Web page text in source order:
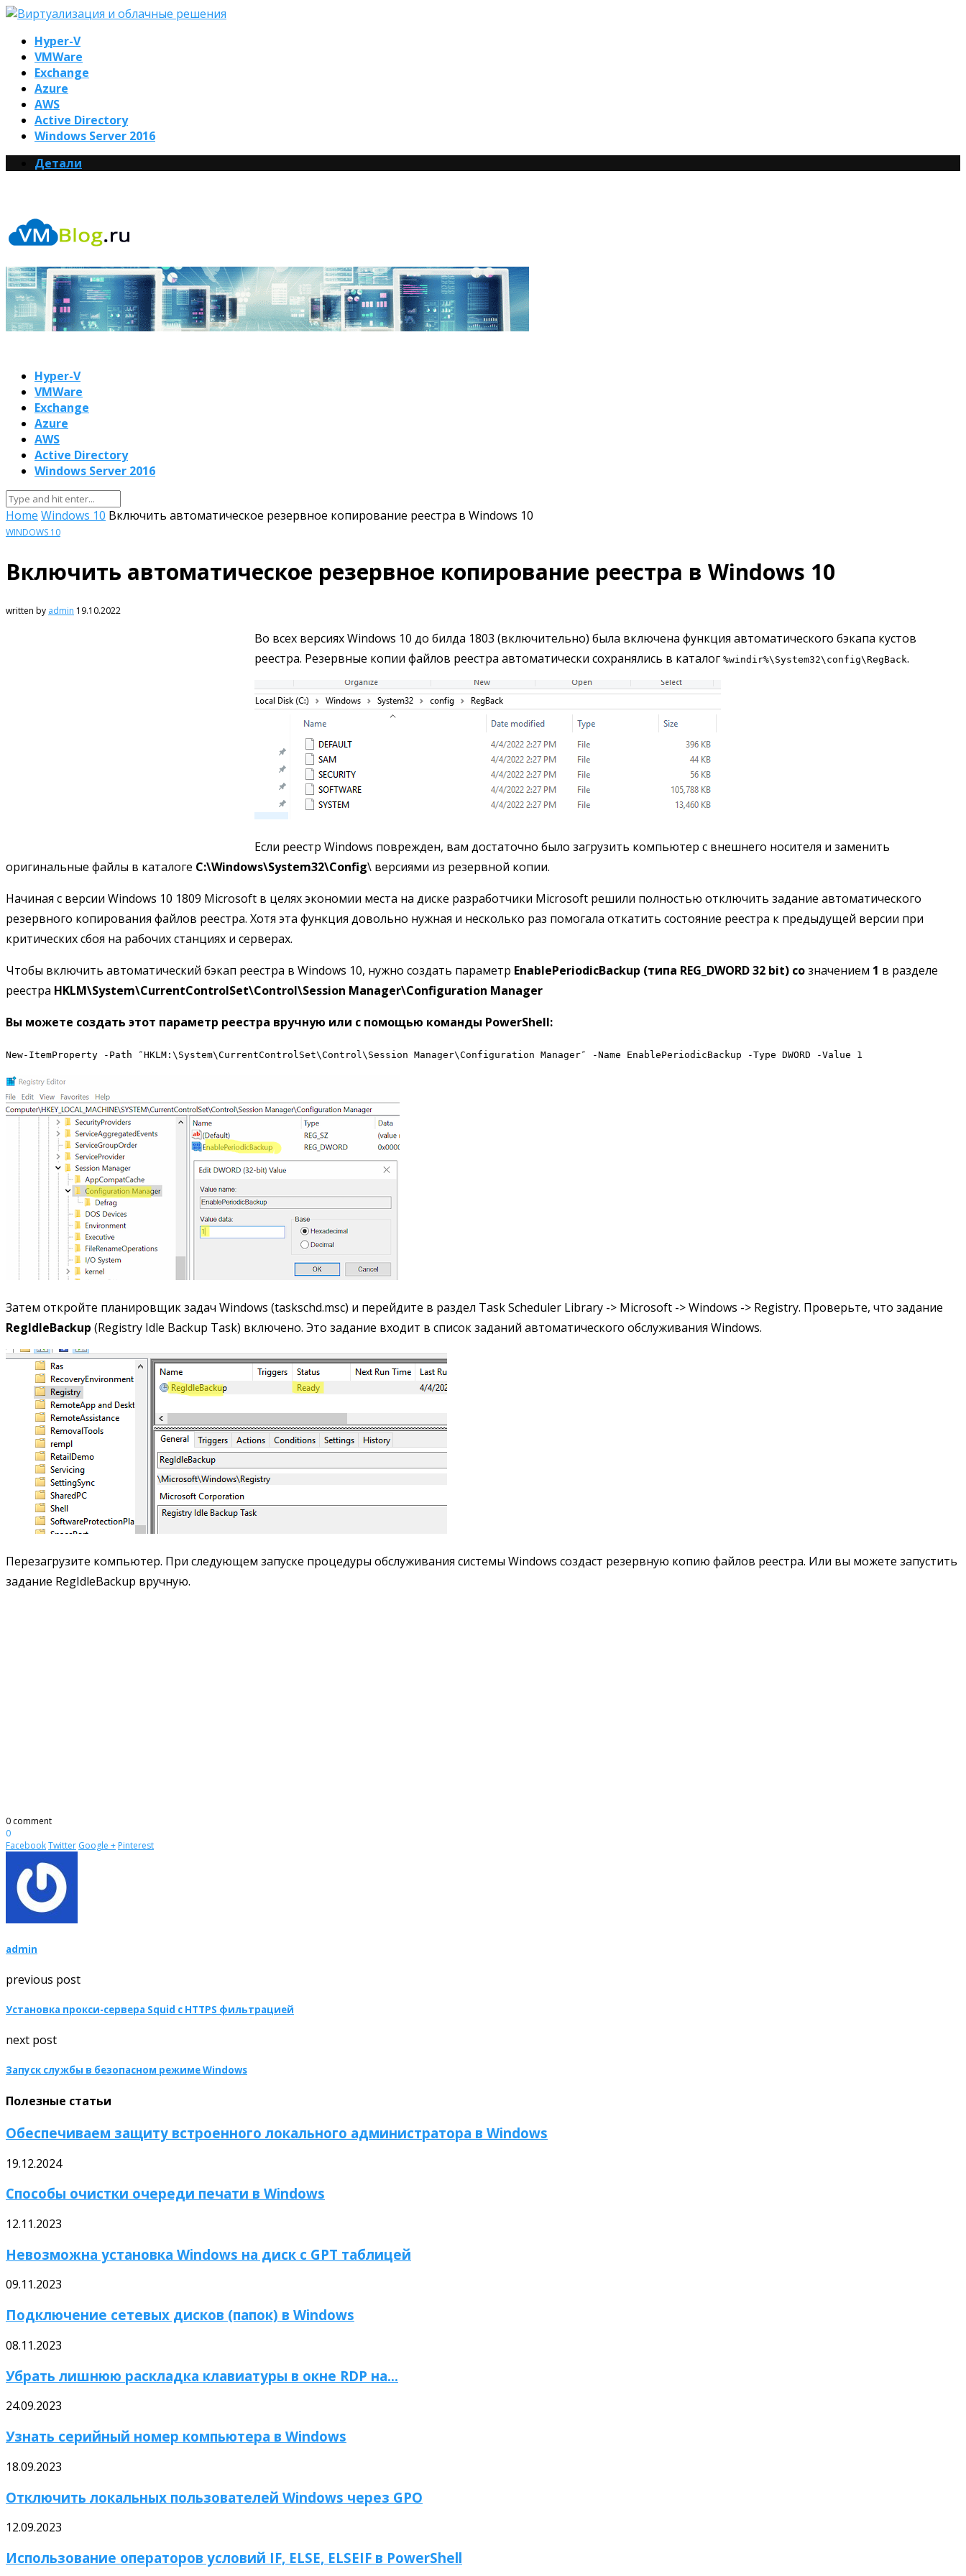
Hyper-V
VMWare
Exchange
Azure
AWS
Active Directory
Windows Server 2016
Детали
Hyper-V
VMWare
Exchange
Azure
AWS
Active Directory
Windows Server 2016
Home Windows 10 Включить автоматическое резервное копирование реестра в Windows 10
WINDOWS 10
Включить автоматическое резервное копирование реестра в Windows 10
written by admin 19.10.2022
Во всех версиях Windows 10 до билда 1803 (включительно) была включена функция автоматического бэкапа кустов
реестра. Резервные копии файлов реестра автоматически сохранялись в каталог %windir%\System32\config\RegBack.
Если реестр Windows поврежден, вам достаточно было загрузить компьютер с внешнего носителя и заменить
оригинальные файлы в каталоге C:\Windows\System32\Config\ версиями из резервной копии.
Начиная с версии Windows 10 1809 Microsoft в целях экономии места на диске разработчики Microsoft решили полностью отключить задание автоматического
резервного копирования файлов реестра. Хотя эта функция довольно нужная и несколько раз помогала откатить состояние реестра к предыдущей версии при
критических сбоя на рабочих станциях и серверах.
Чтобы включить автоматический бэкап реестра в Windows 10, нужно создать параметр EnablePeriodicBackup (типа REG_DWORD 32 bit) созначением 1 в разделе
реестра HKLM\System\CurrentControlSet\Control\Session Manager\Configuration Manager
Вы можете создать этот параметр реестра вручную или с помощью команды PowerShell:
New-ItemProperty -Path ″HKLM:\System\CurrentControlSet\Control\Session Manager\Configuration Manager″ -Name EnablePeriodicBackup -Type DWORD -Value 1
Затем откройте планировщик задач Windows (taskschd.msc) и перейдите в раздел Task Scheduler Library -> Microsoft -> Windows -> Registry. Проверьте, что задание
RegIdleBackup (Registry Idle Backup Task) включено. Это задание входит в список заданий автоматического обслуживания Windows.
Перезагрузите компьютер. При следующем запуске процедуры обслуживания системы Windows создаст резервную копию файлов реестра. Или вы можете запустить
задание RegIdleBackup вручную.
0 comment
0
FacebookTwitter Google + Pinterest
admin
previous post
Установка прокси-сервера Squid с HTTPS фильтрацией
next post
Запуск службы в безопасном режиме Windows
Полезные статьи
Обеспечиваем защиту встроенного локального администратора в Windows
19.12.2024
Способы очистки очереди печати в Windows
12.11.2023
Невозможна установка Windows на диск с GPT таблицей
09.11.2023
Подключение сетевых дисков (папок) в Windows
08.11.2023
Убрать лишнюю раскладка клавиатуры в окне RDP на...
24.09.2023
Узнать серийный номер компьютера в Windows
18.09.2023
Отключить локальных пользователей Windows через GPO
12.09.2023
Использование операторов условий IF, ELSE, ELSEIF в PowerShell